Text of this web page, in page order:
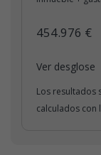
454.976 €
Ver desglose
Los resultados
calculados